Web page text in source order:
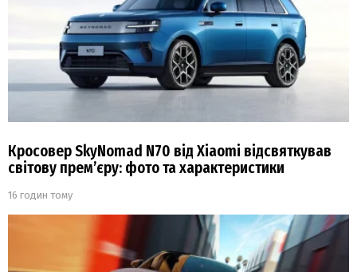
Кросовер SkyNomad N70 від Xiaomi відсвяткував
світову прем’єру: фото та характеристики
16 годин тому